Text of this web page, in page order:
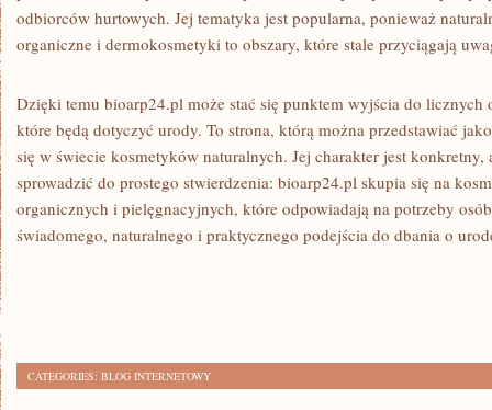
odbiorców hurtowych. Jej tematyka jest popularna, ponieważ
organiczne i dermokosmetyki to obszary, które stale przyciągają
Dzięki temu bioarp24.pl może stać się punktem wyjścia do licznych
które będą dotyczyć urody. To strona, którą można przedstawiać
się w świecie kosmetyków naturalnych. Jej charakter jest konkretny,
sprowadzić do prostego stwierdzenia: bioarp24.pl skupia się na
organicznych i pielęgnacyjnych, które odpowiadają na potrzeby
świadomego, naturalnego i praktycznego podejścia do dbania o
CATEGORIES: BLOG INTERNETOWY